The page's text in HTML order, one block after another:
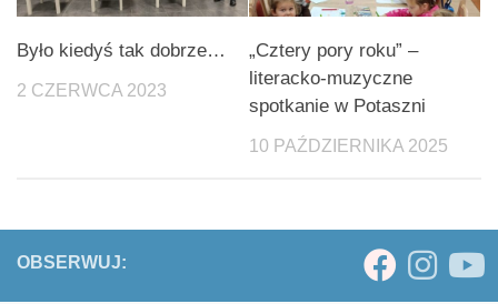
Było kiedyś tak dobrze…
2 CZERWCA 2023
„Cztery pory roku” –
literacko-muzyczne
spotkanie w Potaszni
10 PAŹDZIERNIKA 2025
OBSERWUJ: